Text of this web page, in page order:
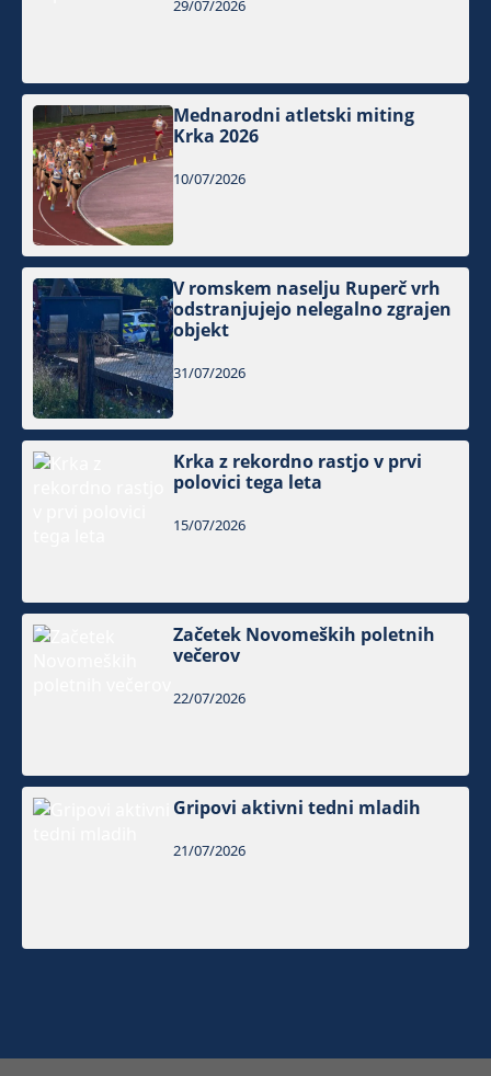
29/07/2026
Mednarodni atletski miting
Krka 2026
10/07/2026
V romskem naselju Ruperč vrh
odstranjujejo nelegalno zgrajen
objekt
31/07/2026
Krka z rekordno rastjo v prvi
polovici tega leta
15/07/2026
Začetek Novomeških poletnih
večerov
22/07/2026
Gripovi aktivni tedni mladih
21/07/2026